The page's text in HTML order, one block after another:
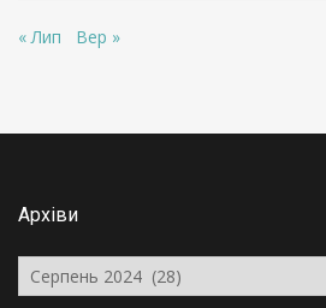
« Лип Вер »
Архіви
Архіви